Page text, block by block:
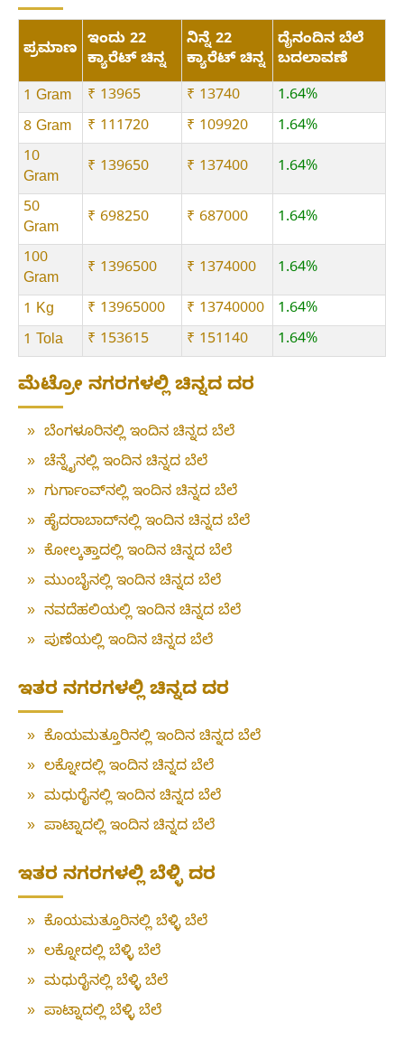
ಪ್ರಮಾಣ ಇಂದು 22
ಕ್ಯಾರೆಟ್ ಚಿನ್ನ
ನಿನ್ನೆ 22
ಕ್ಯಾರೆಟ್ ಚಿನ್ನ
ದೈನಂದಿನ ಬೆಲೆ
ಬದಲಾವಣೆ
1 Gram
₹ 13965 ₹ 13740
1.64%
8 Gram
₹ 111720 ₹ 109920
1.64%
10
Gram
₹ 139650 ₹ 137400 1.64%
50
Gram
₹ 698250 ₹ 687000 1.64%
100
Gram
₹ 1396500 ₹ 1374000 1.64%
1 Kg ₹ 13965000 ₹ 13740000
1.64%
1 Tola
₹ 153615 ₹ 151140 1.64%
ಮೆಟ್ರೋ ನಗರಗಳಲ್ಲಿ ಚಿನ್ನದ ದರ
» ಬೆಂಗಳೂರಿನಲ್ಲಿ ಇಂದಿನ ಚಿನ್ನದ ಬೆಲೆ
» ಚೆನ್ನೈನಲ್ಲಿ ಇಂದಿನ ಚಿನ್ನದ ಬೆಲೆ
» ಗುರ್ಗಾಂವ್‌ನಲ್ಲಿ ಇಂದಿನ ಚಿನ್ನದ ಬೆಲೆ
» ಹೈದರಾಬಾದ್‌ನಲ್ಲಿ ಇಂದಿನ ಚಿನ್ನದ ಬೆಲೆ
» ಕೋಲ್ಕತ್ತಾದಲ್ಲಿ ಇಂದಿನ ಚಿನ್ನದ ಬೆಲೆ
» ಮುಂಬೈನಲ್ಲಿ ಇಂದಿನ ಚಿನ್ನದ ಬೆಲೆ
» ನವದೆಹಲಿಯಲ್ಲಿ ಇಂದಿನ ಚಿನ್ನದ ಬೆಲೆ
» ಪುಣೆಯಲ್ಲಿ ಇಂದಿನ ಚಿನ್ನದ ಬೆಲೆ
ಇತರ ನಗರಗಳಲ್ಲಿ ಚಿನ್ನದ ದರ
» ಕೊಯಮತ್ತೂರಿನಲ್ಲಿ ಇಂದಿನ ಚಿನ್ನದ ಬೆಲೆ
» ಲಕ್ನೋದಲ್ಲಿ ಇಂದಿನ ಚಿನ್ನದ ಬೆಲೆ
» ಮಧುರೈನಲ್ಲಿ ಇಂದಿನ ಚಿನ್ನದ ಬೆಲೆ
» ಪಾಟ್ನಾದಲ್ಲಿ ಇಂದಿನ ಚಿನ್ನದ ಬೆಲೆ
ಇತರ ನಗರಗಳಲ್ಲಿ ಬೆಳ್ಳಿ ದರ
» ಕೊಯಮತ್ತೂರಿನಲ್ಲಿ ಬೆಳ್ಳಿ ಬೆಲೆ
» ಲಕ್ನೋದಲ್ಲಿ ಬೆಳ್ಳಿ ಬೆಲೆ
» ಮಧುರೈನಲ್ಲಿ ಬೆಳ್ಳಿ ಬೆಲೆ
» ಪಾಟ್ನಾದಲ್ಲಿ ಬೆಳ್ಳಿ ಬೆಲೆ